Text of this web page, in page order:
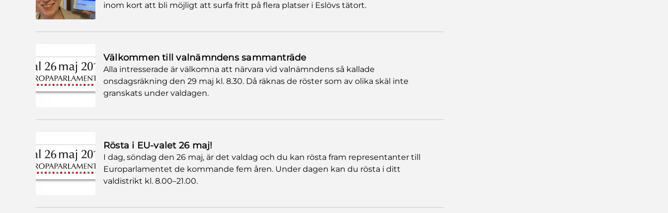
inom kort att bli möjligt att surfa fritt på flera platser i Eslövs tätort.
Välkommen till valnämndens sammanträde
Alla intresserade är välkomna att närvara vid valnämndens så kallade
onsdagsräkning den 29 maj kl. 8.30. Då räknas de röster som av olika skäl inte
granskats under valdagen.
Rösta i EU-valet 26 maj!
I dag, söndag den 26 maj, är det valdag och du kan rösta fram representanter till
Europarlamentet de kommande fem åren. Under dagen kan du rösta i ditt
valdistrikt kl. 8.00–21.00.